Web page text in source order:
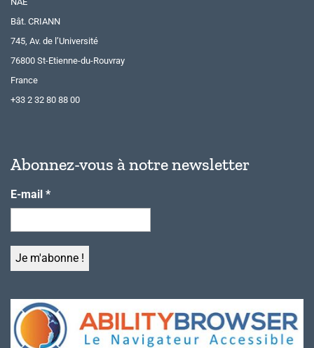
Bât. CRIANN
745, Av. de l’Université
76800 St-Etienne-du-Rouvray
France
+33 2 32 80 88 00
Abonnez-vous à notre newsletter
E-mail *